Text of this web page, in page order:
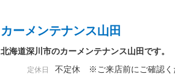
カーメンテナンス山田
北海道深川市のカーメンテナンス山田です。
定休日 不定休 ※ご来店前にご確認く